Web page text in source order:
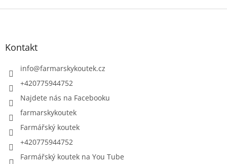
Z
Kontakt
info@farmarskykoutek.cz
+420775944752
Najdete nás na Facebooku
farmarskykoutek
Farmářský koutek
+420775944752
Farmářský koutek na You Tube